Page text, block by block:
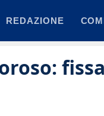
REDAZIONE